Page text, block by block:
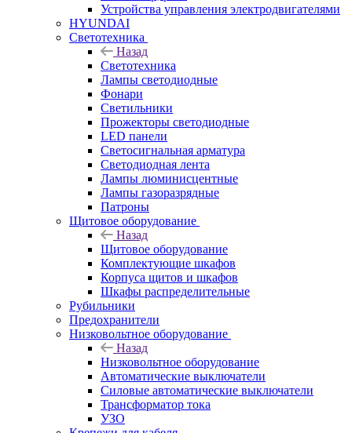
Устройства управления электродвигателями
HYUNDAI
Светотехника
Назад
Светотехника
Лампы светодиодные
Фонари
Светильники
Прожекторы светодиодные
LED панели
Светосигнальная арматура
Светодиодная лента
Лампы люминисцентные
Лампы газоразрядные
Патроны
Щитовое оборудование
Назад
Щитовое оборудование
Комплектующие шкафов
Корпуса щитов и шкафов
Шкафы распределительные
Рубильники
Предохранители
Низковольтное оборудование
Назад
Низковольтное оборудование
Автоматические выключатели
Силовые автоматические выключатели
Трансформатор тока
УЗО